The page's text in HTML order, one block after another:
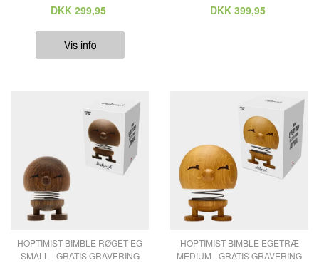
DKK 299,95 DKK 399,95
HOPTIMIST BIMBLE RØGET EG
SMALL - GRATIS GRAVERING
HOPTIMIST BIMBLE EGETRÆ
MEDIUM - GRATIS GRAVERING